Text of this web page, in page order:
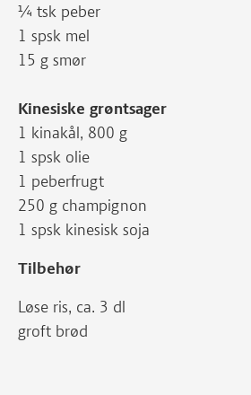
¼ tsk peber
1 spsk mel
15 g smør
Kinesiske grøntsager
1 kinakål, 800 g
1 spsk olie
1 peberfrugt
250 g champignon
1 spsk kinesisk soja
Tilbehør
Løse ris, ca. 3 dl
groft brød